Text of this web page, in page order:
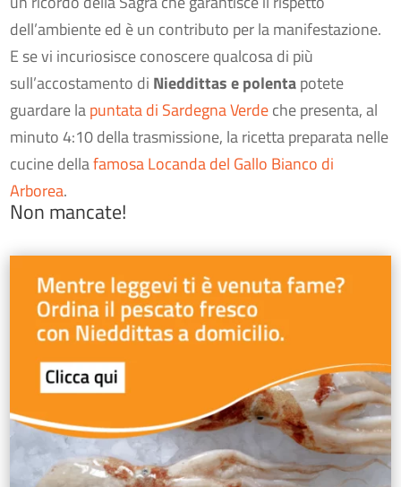
dell’ambiente ed è un contributo per la manifestazione.
E se vi incuriosisce conoscere qualcosa di più
sull’accostamento di Nieddittas e polentapotete
guardare lapuntata di Sardegna Verdeche presenta, al
minuto 4:10 della trasmissione, la ricetta preparata nelle
cucine dellafamosa Locanda del Gallo Bianco di
Arborea.
Non mancate!